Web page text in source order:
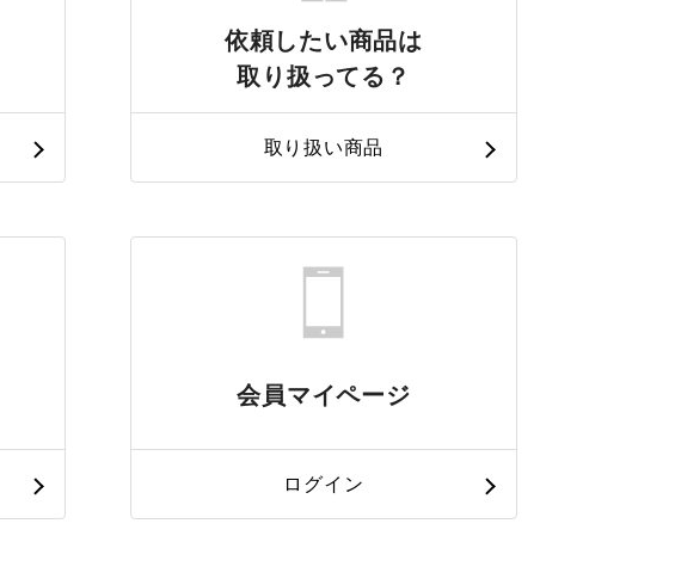
依頼したい商品は
取り扱ってる？
取り扱い商品
会員マイページ
ログイン